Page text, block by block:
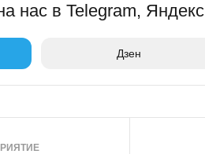
нас в Telegram,
Дзен